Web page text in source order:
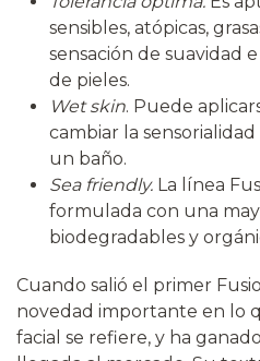
sensibles, atópicas,
sensación de suavidad
de pieles.
Wet skin. Puede
cambiar la
un baño.
Sea friendly. La línea
formulada con una
biodegradables y
Cuando salió el primer
novedad importante en lo
facial se refiere, y ha